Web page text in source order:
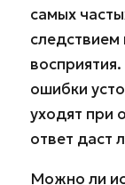
самых
следствием
ошибки
уходят при
ответ даст
Можно ли